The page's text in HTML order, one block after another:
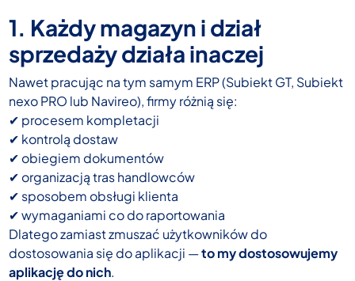
1. Każdy magazyn i dział
sprzedaży działa inaczej
Nawet pracując na tym samym ERP (Subiekt GT, Subiekt
nexo PRO lub Navireo), firmy różnią się:
✔ procesem kompletacji
✔ kontrolą dostaw
✔ obiegiem dokumentów
✔ organizacją tras handlowców
✔ sposobem obsługi klienta
✔ wymaganiami co do raportowania
Dlatego zamiast zmuszać użytkowników do
dostosowania się do aplikacji —to my dostosowujemy
aplikację do nich.